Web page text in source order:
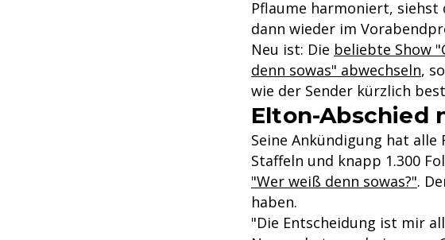
Pflaume harmoniert, siehst
dann wieder im
Neu ist: Die beliebte Show
denn sowas" abwechseln,
wie der Sender kürzlich
Elton-Abschied
Seine Ankündigung hat alle
Staffeln und knapp 1.300
"Wer weiß denn sowas?".
haben.
"Die Entscheidung ist mir